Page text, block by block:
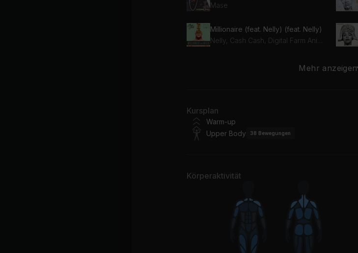
Mase
Millionaire (feat. Nelly) (feat. Nelly)
Nelly Furtado
Mehr anzeigen
Kursplan
Warm-up
Upper Body
38 Bewegungen
Körperaktivität